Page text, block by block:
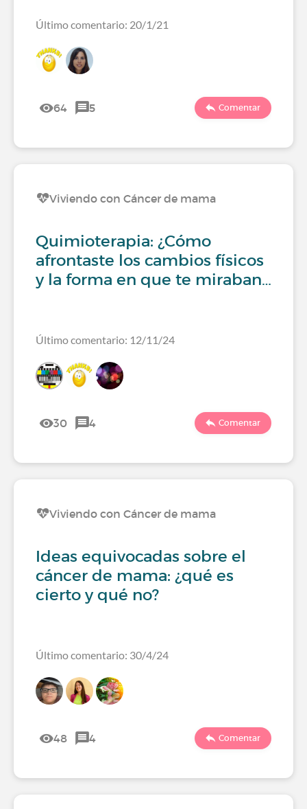
Último comentario: 20/1/21
64 5 Comentar
Viviendo con Cáncer de mama
Quimioterapia: ¿Cómo
afrontaste los cambios físicos
y la forma en que te miraban…
Último comentario: 12/11/24
30 4 Comentar
Viviendo con Cáncer de mama
Ideas equivocadas sobre el
cáncer de mama: ¿qué es
cierto y qué no?
Último comentario: 30/4/24
48 4 Comentar